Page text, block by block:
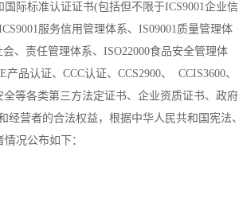
际标准认证证书(包括但不限于ICS9001企业信
服务信用管理体系、IS09001质量管理体
、责任管理体系、ISO22000食品安全管理体
品认证、CCC认证、CCS2900、 CCIS3600、
全等各类第三方法定证书、企业资质证书、政府
营者的合法权益，根据中华人民共和国宪法、
况公布如下：